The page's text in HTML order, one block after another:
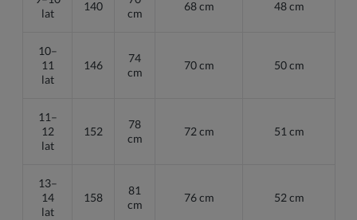
lat
140
cm
68 cm 48 cm
10–
11
lat
146
74
cm
70 cm 50 cm
11–
12
lat
152
78
cm
72 cm 51 cm
13–
14
lat
158
81
cm
76 cm 52 cm